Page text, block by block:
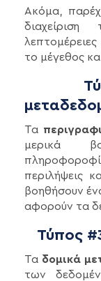
Ακόμα,
το μέγεθος
Τα
μερικά
περιλήψεις
βοηθήσουν
αφορούν τα
Τύπος
Τα δομικά
των